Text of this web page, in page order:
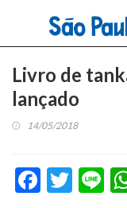
Livro de
lançado
14/05/2018